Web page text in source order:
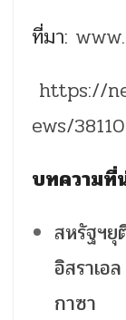
ที่มา:
https://
ews/38110
บทความที่
สหรัฐฯ
อิสราเอ
กาซา